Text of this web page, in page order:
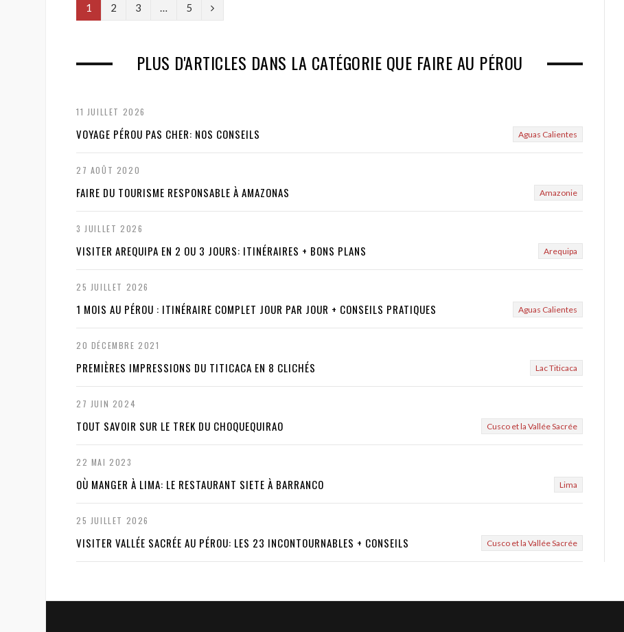
1 2 3 … 5
N
x
PLUS D'ARTICLES DANS LA CATÉGORIE QUE FAIRE AU PÉROU
11 JUILLET 2026
VOYAGE PÉROU PAS CHER: NOS CONSEILS Aguas Calientes
27 AOÛT 2020
FAIRE DU TOURISME RESPONSABLE À AMAZONAS Amazonie
3 JUILLET 2026
VISITER AREQUIPA EN 2 OU 3 JOURS: ITINÉRAIRES + BONS PLANS Arequipa
25 JUILLET 2026
1 MOIS AU PÉROU : ITINÉRAIRE COMPLET JOUR PAR JOUR + CONSEILS PRATIQUES Aguas Calientes
20 DÉCEMBRE 2021
PREMIÈRES IMPRESSIONS DU TITICACA EN 8 CLICHÉS Lac Titicaca
27 JUIN 2024
TOUT SAVOIR SUR LE TREK DU CHOQUEQUIRAO Cusco et la Vallée Sacrée
22 MAI 2023
OÙ MANGER À LIMA: LE RESTAURANT SIETE À BARRANCO Lima
25 JUILLET 2026
VISITER VALLÉE SACRÉE AU PÉROU: LES 23 INCONTOURNABLES + CONSEILS Cusco et la Vallée Sacrée